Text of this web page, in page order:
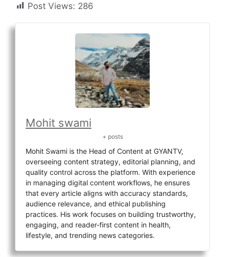
Post Views: 286
Mohit swami
+ posts
Mohit Swami is the Head of Content at GYANTV,
overseeing content strategy, editorial planning, and
quality control across the platform. With experience
in managing digital content workflows, he ensures
that every article aligns with accuracy standards,
audience relevance, and ethical publishing
practices. His work focuses on building trustworthy,
engaging, and reader-first content in health,
lifestyle, and trending news categories.